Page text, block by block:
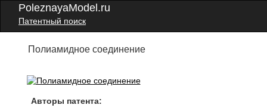
PoleznayaModel.ru
Патентный поиск
Полиамидное соединение
Авторы патента: